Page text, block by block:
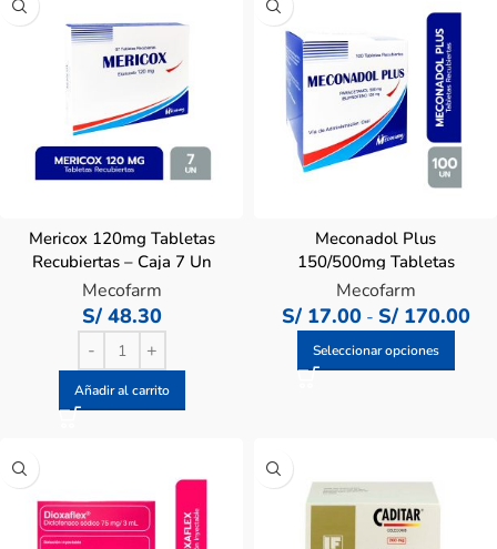
Mericox 120mg Tabletas
Recubiertas – Caja 7 Un
Mecofarm
S/48.30
Añadir al carrito
Meconadol Plus
150/500mg Tabletas
Recubiertas
Mecofarm
S/17.00 - S/170.00
Seleccionar opciones